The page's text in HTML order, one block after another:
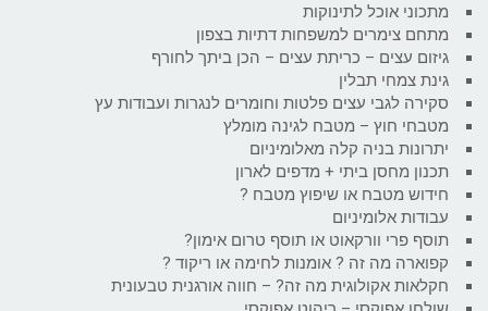
מתכוני אוכל לתינוקות
מתחם צימרים למשפחות דתיות בצפון
גיזום עצים – כריתת עצים – הכן ביתך לחורף
גינת צמחי תבלין
סקירה לגבי עצים פלטות וחומרים לנגרות ועבודות עץ
מטבחי חוץ – מטבח לגינה מומלץ
יתרונות בניה קלה מאלומיניום
תכנון מחסן ביתי + מדפים לארון
חידוש מטבח או שיפוץ מטבח ?
עבודות אלומיניום
תוסף פרי וורקאוט או תוסף טרום אימון?
קפוארה מה זה ? אומנות לחימה או ריקוד ?
חקלאות אקולוגית מה זה? – חווה אורגנית טבעונית